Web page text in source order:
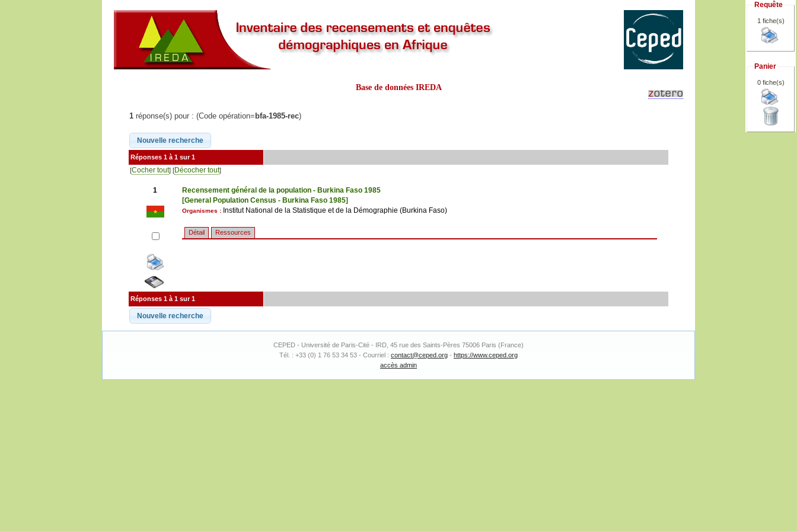
Base de données IREDA
Requête
1 fiche(s)
Panier
0fiche(s)
1 réponse(s) pour : (Code opération= bfa-1985-rec)
Réponses 1 à 1 sur 1
[Cocher tout] [Décocher tout]
1
Recensement général de la population - Burkina Faso 1985
[General Population Census - Burkina Faso 1985]
Organismes : Institut National de la Statistique et de la Démographie (Burkina Faso)
Détail Ressources
Réponses 1 à 1 sur 1
CEPED - Université de Paris-Cité - IRD, 45 rue des Saints-Pères 75006 Paris (France)
Tél. : +33 (0) 1 76 53 34 53 - Courriel : contact@ceped.org - https://www.ceped.org
accès admin